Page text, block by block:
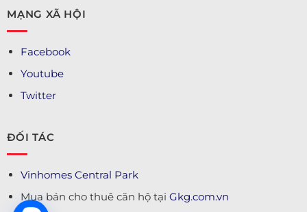
MẠNG XÃ HỘI
Facebook
Youtube
Twitter
ĐỐI TÁC
Vinhomes Central Park
Mua bán cho thuê căn hộ tại Gkg.com.vn